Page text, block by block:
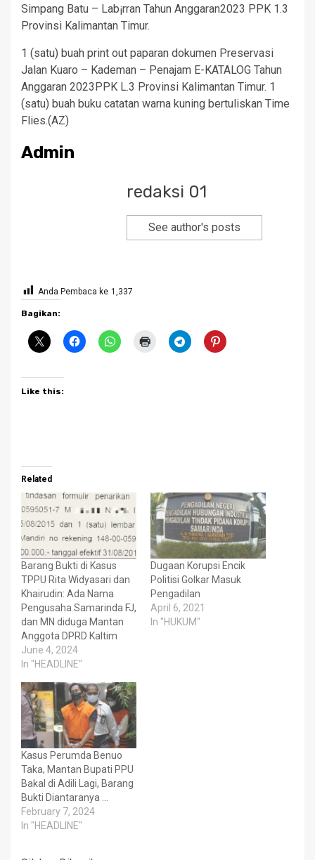
Simpang Batu – Lab¡rran Tahun Anggaran2023 PPK 1.3
Provinsi Kalimantan Timur.
1 (satu) buah print out paparan dokumen Preservasi
Jalan Kuaro – Kademan – Penajam E-KATALOG Tahun
Anggaran 2023PPK L.3 Provinsi Kalimantan Timur. 1
(satu) buah buku catatan warna kuning bertuliskan Time
Flies.(AZ)
Admin
redaksi 01
See author's posts
Anda Pembaca ke 1,337
Bagikan:
Like this:
Related
Barang Bukti di Kasus
TPPU Rita Widyasari dan
Khairudin: Ada Nama
Pengusaha Samarinda FJ,
dan MN diduga Mantan
Anggota DPRD Kaltim
June 4, 2024
In "HEADLINE"
Dugaan Korupsi Encik
Politisi Golkar Masuk
Pengadilan
April 6, 2021
In "HUKUM"
Kasus Perumda Benuo
Taka, Mantan Bupati PPU
Bakal di Adili Lagi, Barang
Bukti Diantaranya …
February 7, 2024
In "HEADLINE"